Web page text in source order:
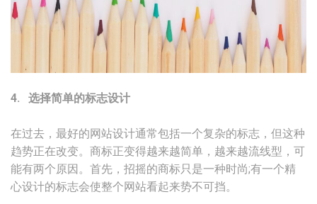
4. 选择简单的标志设计
在过去，最好的网站设计通常包括一个复杂的标志，但这种
趋势正在改变。商标正变得越来越简单，越来越流线型，可
能有两个原因。首先，招摇的商标只是一种时尚;有一个精
心设计的标志会使整个网站看起来势不可挡。